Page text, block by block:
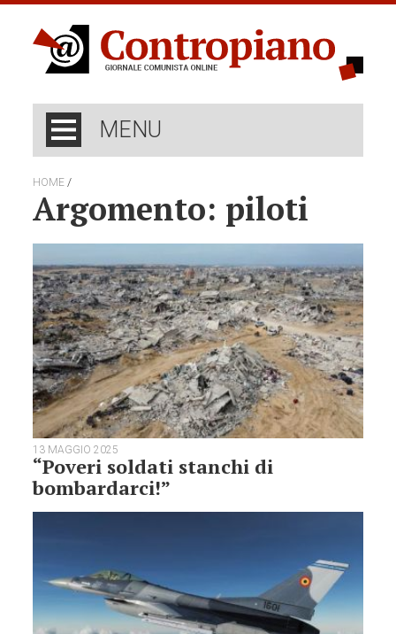
MENU
HOME /
Argomento: piloti
13 MAGGIO 2025
“Poveri soldati stanchi di
bombardarci!”